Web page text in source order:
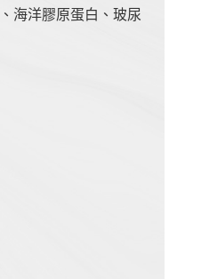
海洋膠原蛋白、玻尿